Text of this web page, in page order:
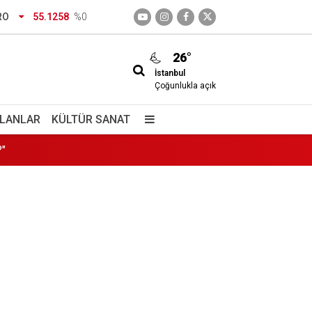
55.1258 %0
26°
İstanbul
Çoğunlukla açık
KÜLTÜR SANAT